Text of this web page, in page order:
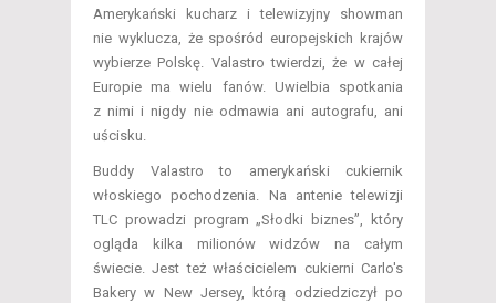
Amerykański kucharz i telewizyjny showman
nie wyklucza, że spośród europejskich krajów
wybierze Polskę. Valastro twierdzi, że w całej
Europie ma wielu fanów. Uwielbia spotkania
z nimi i nigdy nie odmawia ani autografu, ani
uścisku.
Buddy Valastro to amerykański cukiernik
włoskiego pochodzenia. Na antenie telewizji
TLC prowadzi program „Słodki biznes”, który
ogląda kilka milionów widzów na całym
świecie. Jest też właścicielem cukierni Carlo's
Bakery w New Jersey, którą odziedziczył po